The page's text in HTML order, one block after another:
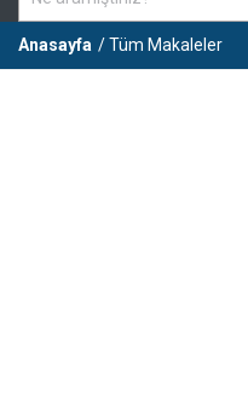
Anasayfa / Tüm Makaleler